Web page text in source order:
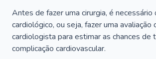
Antes de fazer uma cirurgia, é
cardiológico, ou seja, fazer uma avaliação
cardiologista para estimar as chances de
complicação cardiovascular.